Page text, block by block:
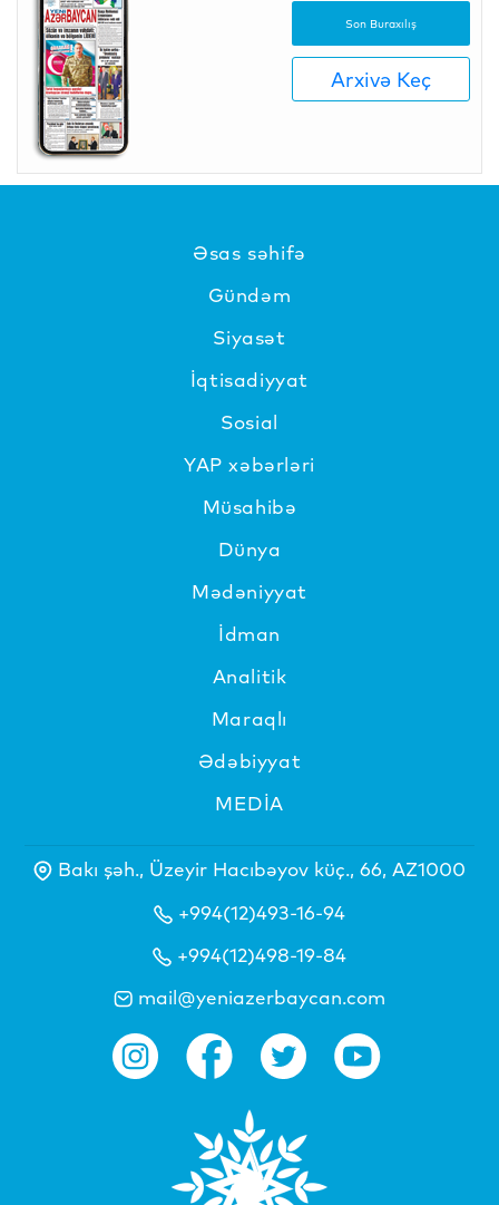
Son Buraxılış
Arxivə Keç
Əsas səhifə
Gündəm
Siyasət
İqtisadiyyat
Sosial
YAP xəbərləri
Müsahibə
Dünya
Mədəniyyat
İdman
Analitik
Maraqlı
Ədəbiyyat
MEDİA
Bakı şəh., Üzeyir Hacıbəyov küç., 66, AZ1000
+994(12)493-16-94
+994(12)498-19-84
mail@yeniazerbaycan.com